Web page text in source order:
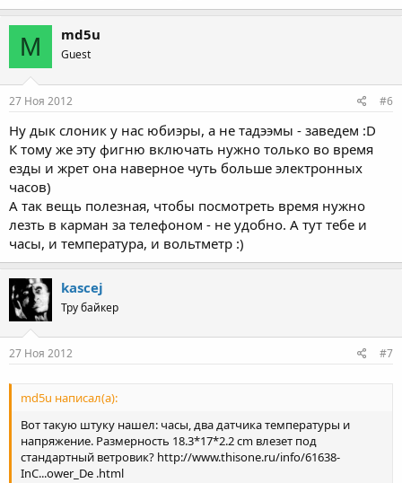
M md5u
Guest
27 Ноя 2012 #6
Ну дык слоник у нас юбиэры, а не тадээмы - заведем :D
К тому же эту фигню включать нужно только во время
езды и жрет она наверное чуть больше электронных
часов)
А так вещь полезная, чтобы посмотреть время нужно
лезть в карман за телефоном - не удобно. А тут тебе и
часы, и температура, и вольтметр :)
kascej
Тру байкер
27 Ноя 2012 #7
md5u написал(а):
Вот такую штуку нашел: часы, два датчика температуры и
напряжение. Размерность 18.3*17*2.2 cm влезет под
стандартный ветровик? http://www.thisone.ru/info/61638-
InC...ower_De .html